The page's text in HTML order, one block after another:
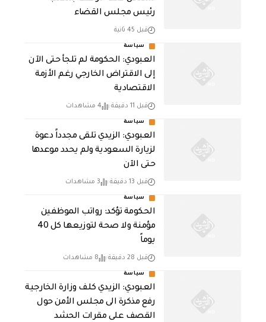
رئيس مجلس القضاء
قبل 45 ثانية
سياسة
العبودي: الحكومة لم تلجأ حتى الآن
إلى الاقتراض الخارجي رغم الأزمة
الاقتصادية
قبل 11 دقيقة 4 مشاهدات
سياسة
العبودي: الزيدي تلقى مجدداً دعوة
لزيارة السعودية ولم يحدد موعدها
حتى الآن
قبل 13 دقيقة 3 مشاهدات
سياسة
الحكومة تؤكد: رواتب الموظفين
مؤمنة ولا صحة لتوزيعها كل 40
يوماً
قبل 28 دقيقة 8 مشاهدات
سياسة
العبودي: الزيدي كلف وزارة الخارجية
رفع مذكرة الى مجلس الأمن حول
القصف على مقرات الحشد